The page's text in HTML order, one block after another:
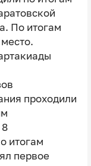
По итогам
проходили
итогам
первое